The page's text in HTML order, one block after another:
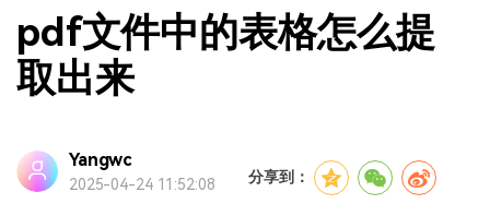
加入我们
万兴PDF Mac版
移动端
万兴PDF 安卓版
万兴PDF iOS版
PDF新功能
PDF编辑器
PDF转换器
商业合作
学校&教育
经销商招募
帮助中心
用户指南
常见问题
登录 立即购买
pdf文件中的表格怎么提
取出来
Yangwc
2025-04-24 11:52:08 分享到：